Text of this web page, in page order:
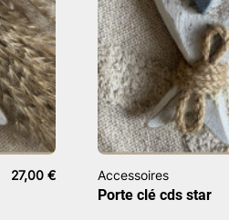
27,00 € Accessoires
Porte clé cds star